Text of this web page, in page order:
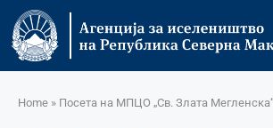
Home » Посета на МПЦО „Св. Злата